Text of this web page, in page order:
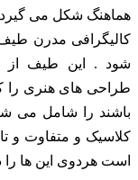
هماهنگ شکل می
کالیگرافی مدرن
شود . این طیف از
طراحی‌ های هنری را
باشند را شامل می
کلاسیک و متفاوت و
است هردوی این‌ ها را